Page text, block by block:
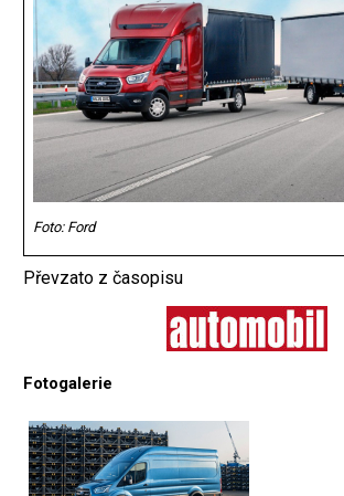
Foto: Ford
Převzato z časopisu
Fotogalerie